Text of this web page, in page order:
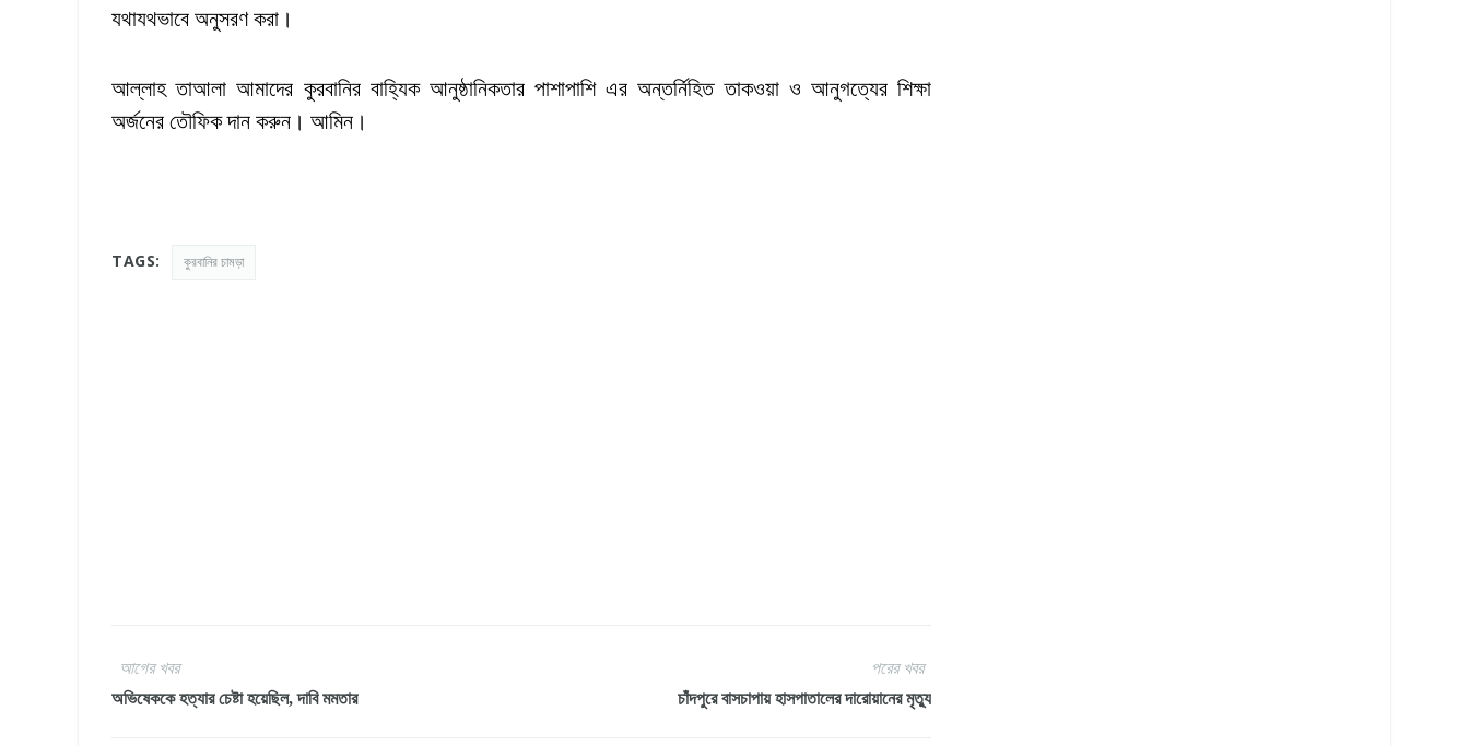
যথাযথভাবে অনুসরণ করা।
আল্লাহ তাআলা আমাদের কুরবানির বাহ্যিক আনুষ্ঠানিকতার পাশাপাশি এর অন্তর্নিহিত তাকওয়া ও আনুগত্যের শিক্ষা
অর্জনের তৌফিক দান করুন। আমিন।
TAGS: কুরবানির চামড়া
আগের খবর
অভিষেককে হত্যার চেষ্টা হয়েছিল, দাবি মমতার
পরের খবর
চাঁদপুরে বাসচাপায় হাসপাতালের দারোয়ানের মৃত্যু